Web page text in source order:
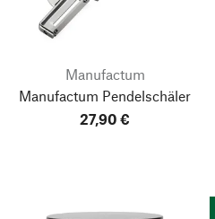
Manufactum
Manufactum Pendelschäler
27,90 €